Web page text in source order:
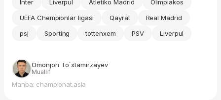
Inter Liverpul Atletiko Madrid
Olimpiakos
UEFA Chempionlar ligasi
Qayrat
Real Madrid
psj
Sporting tottenxem PSV Liverpul
Omonjon To`xtamirzayev
Muallif
Manba: championat.asia